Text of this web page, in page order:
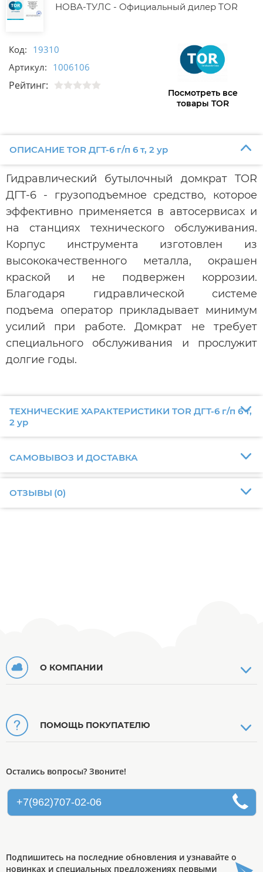
НОВА-ТУЛС - Официальный дилер TOR
Код: 19310
Артикул: 1006106
Рейтинг:
Посмотреть все
товары TOR
ОПИСАНИЕ TOR ДГТ-6 г/п 6 т, 2 ур
Гидравлический бутылочный домкрат TOR
ДГТ-6 - грузоподъемное средство, которое
эффективно применяется в автосервисах и
на станциях технического обслуживания.
Корпус инструмента изготовлен из
высококачественного металла, окрашен
краской и не подвержен коррозии.
Благодаря гидравлической системе
подъема оператор прикладывает минимум
усилий при работе. Домкрат не требует
специального обслуживания и прослужит
долгие годы.
ТЕХНИЧЕСКИЕ ХАРАКТЕРИСТИКИ TOR ДГТ-6 г/п 6 т,
2 ур
САМОВЫВОЗ И ДОСТАВКА
ОТЗЫВЫ (0)
О КОМПАНИИ
ПОМОЩЬ ПОКУПАТЕЛЮ
Остались вопросы? Звоните!
+7(962)707-02-06
Подпишитесь на последние обновления и узнавайте о
новинках и специальных предложениях первыми